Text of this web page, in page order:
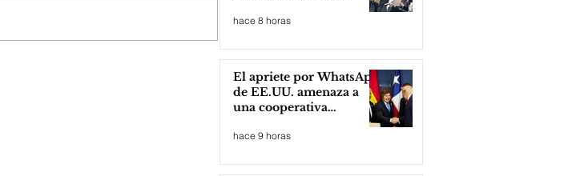
hace 8 horas
El apriete por WhatsApp
de EE.UU. amenaza a
una cooperativa
argentina para boicotear
a Huawei
hace 9 horas